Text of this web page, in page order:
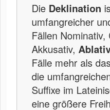
Die Deklination
umfangreicher
Fällen Nominativ,
Akkusativ,
Fälle mehr als
die
Suffixe im
eine größere